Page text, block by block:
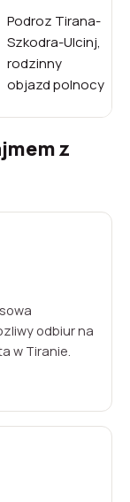
Podroz Tirana-
Szkodra-Ulcinj,
rodzinny
objazd polnocy
z
odbiur na
w Tiranie.